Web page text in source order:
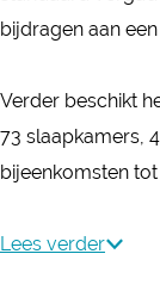
H
r
s
t
H
r
s
t
bijdragen aan
Verder beschikt
73 slaapkamers,
bijeenkomsten
Lees verder